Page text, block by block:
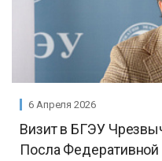
6 Апреля 2026
Визит в БГЭУ
Посла Федеративной